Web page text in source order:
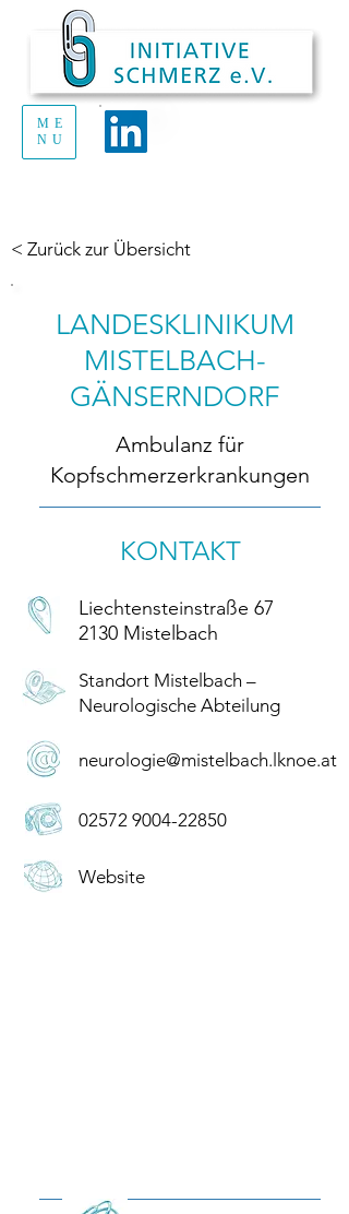
ME
NU
< Zurück zur Übersicht
LANDESKLINIKUM
MISTELBACH-
GÄNSERNDORF
Ambulanz für
Kopfschmerzerkrankungen
KONTAKT
Liechtensteinstraße 67
2130 Mistelbach
Standort Mistelbach –
Neurologische Abteilung
neurologie@mistelbach.lknoe.at
02572 9004-22850
Website